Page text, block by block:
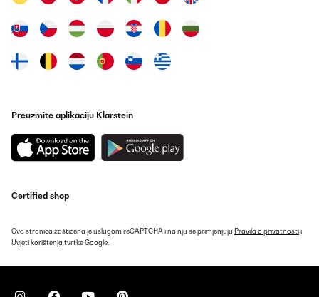
vergessen
Prevedi
Excellent produit et d’une grande efficacité. Séjour 35m2. Malgré
la canicule des derniers jours, 39 sur le balcon plein sud séjour à
laurent
Preuzmite aplikaciju Klarstein
Certified shop
Ova stranica zaštićena je uslugom reCAPTCHA i na nju se primjenjuju Pravila o privatnostii
Uvjeti korištenja tvrtke Google.